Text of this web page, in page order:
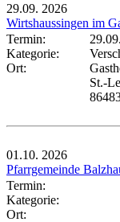
29.09. 2026
Wirtshaussingen im
Termin:
Kategorie:
Ort:
St.-
01.10. 2026
Pfarrgemeinde
Termin:
Kategorie:
Ort: